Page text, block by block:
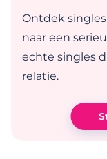
Ontdek
naar een
echte singles
relatie.